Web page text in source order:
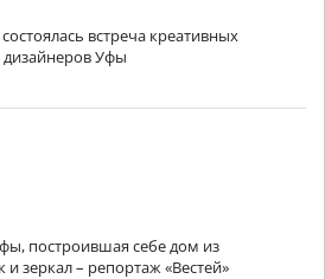
встреча креативных
Уфы
построившая себе дом из
и зеркал – репортаж «Вестей»